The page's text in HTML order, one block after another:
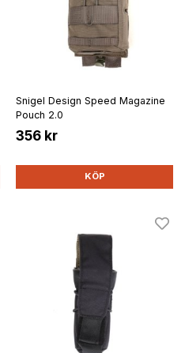
Snigel Design Speed Magazine
Pouch 2.0
356 kr
KÖP